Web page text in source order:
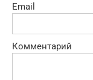
Email
Комментарий